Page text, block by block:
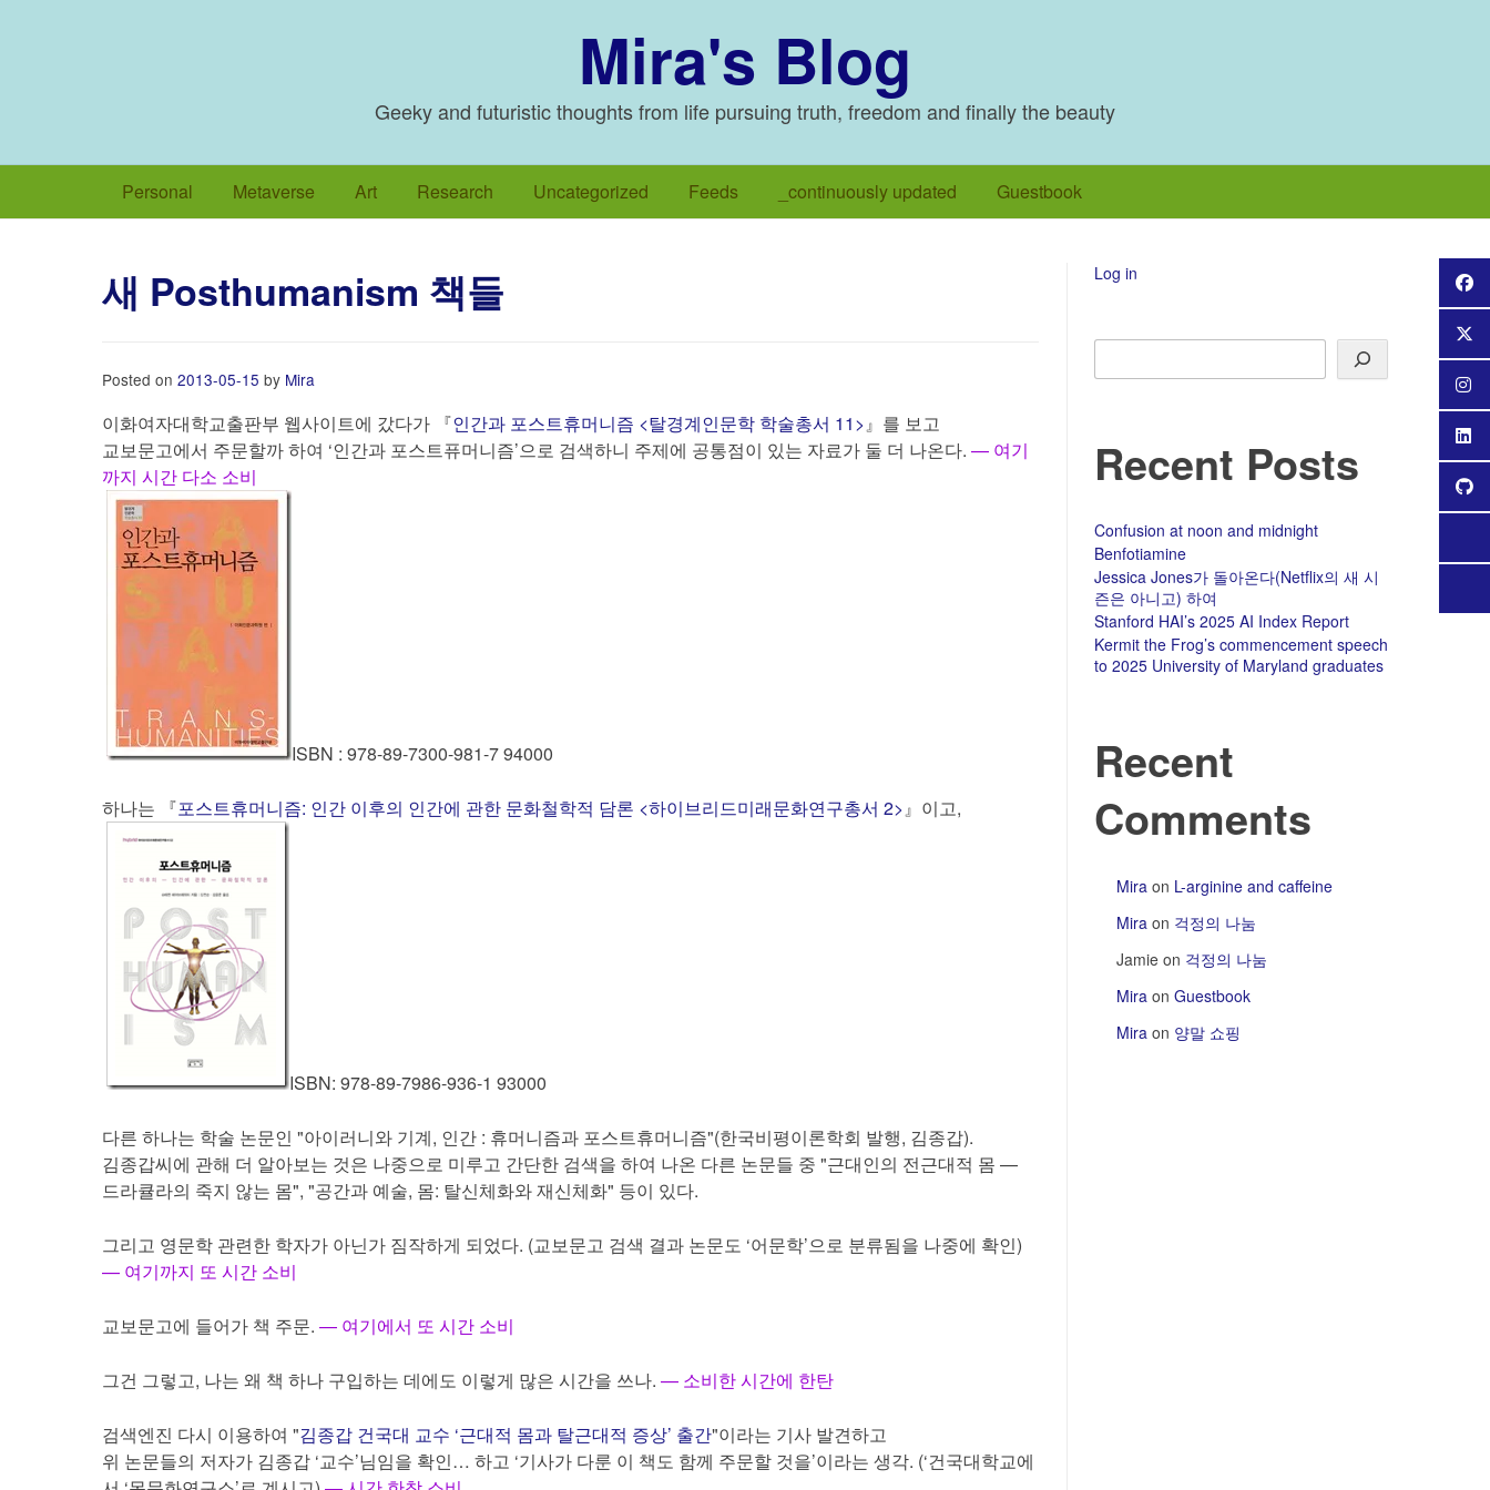
Mira's Blog
Geeky and futuristic thoughts from life pursuing truth, freedom and finally the beauty
Personal Metaverse Art Research Uncategorized Feeds _continuously updated Guestbook
새 Posthumanism 책들
Posted on 2013-05-15 by Mira
이화여자대학교출판부 웹사이트에 갔다가 『인간과 포스트휴머니즘 <탈경계인문학 학술총서 11>』를 보고
교보문고에서 주문할까 하여 ‘인간과 포스트퓨머니즘’으로 검색하니 주제에 공통점이 있는 자료가 둘 더 나온다. — 여기
까지 시간 다소 소비
ISBN : 978-89-7300-981-7 94000
하나는 『포스트휴머니즘: 인간 이후의 인간에 관한 문화철학적 담론 <하이브리드미래문화연구총서 2>』이고,
ISBN: 978-89-7986-936-1 93000
다른 하나는 학술 논문인 "아이러니와 기계, 인간 : 휴머니즘과 포스트휴머니즘"(한국비평이론학회 발행, 김종갑).
김종갑씨에 관해 더 알아보는 것은 나중으로 미루고 간단한 검색을 하여 나온 다른 논문들 중 "근대인의 전근대적 몸 —
드라큘라의 죽지 않는 몸", "공간과 예술, 몸: 탈신체화와 재신체화" 등이 있다.
그리고 영문학 관련한 학자가 아닌가 짐작하게 되었다. (교보문고 검색 결과 논문도 ‘어문학’으로 분류됨을 나중에 확인)
— 여기까지 또 시간 소비
교보문고에 들어가 책 주문. — 여기에서 또 시간 소비
그건 그렇고, 나는 왜 책 하나 구입하는 데에도 이렇게 많은 시간을 쓰나. — 소비한 시간에 한탄
검색엔진 다시 이용하여 "김종갑 건국대 교수 ‘근대적 몸과 탈근대적 증상’ 출간"이라는 기사 발견하고
위 논문들의 저자가 김종갑 ‘교수’님임을 확인… 하고 ‘기사가 다룬 이 책도 함께 주문할 것을’이라는 생각. (‘건국대학교에
Log in
Search
Recent Posts
Confusion at noon and midnight
Benfotiamine
Jessica Jones가 돌아온다(Netflix의 새 시
즌은 아니고) 하여
Stanford HAI’s 2025 AI Index Report
Kermit the Frog’s commencement speech
to 2025 University of Maryland graduates
Recent
Comments
Mira on L-arginine and caffeine
Mira on 걱정의 나눔
Jamie on 걱정의 나눔
Mira on Guestbook
Mira on 양말 쇼핑